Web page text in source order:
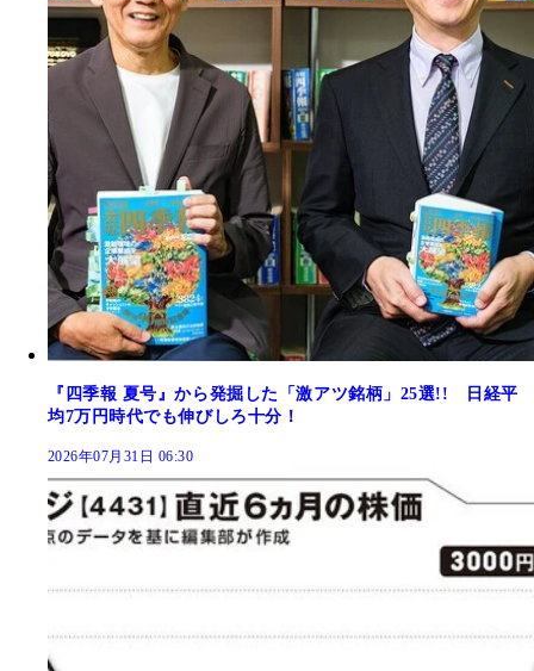
『四季報 夏号』から発掘した「激アツ銘柄」25選!! 日経平
均7万円時代でも伸びしろ十分！
2026年07月31日 06:30